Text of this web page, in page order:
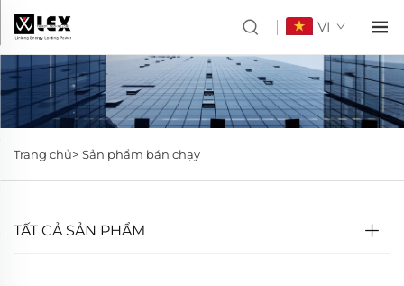
VI
Trang chủ> Sản phẩm bán chạy
TẤT CẢ SẢN PHẨM